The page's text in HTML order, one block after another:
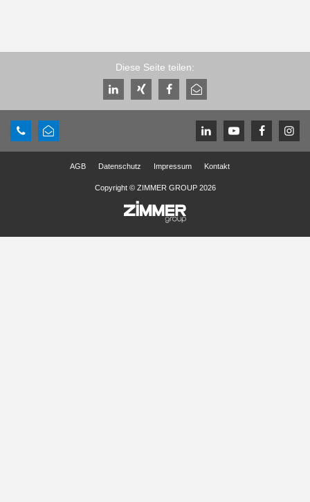
Diese Seite teilen:
AGB Datenschutz Impressum Kontakt
Copyright © ZIMMER GROUP 2026